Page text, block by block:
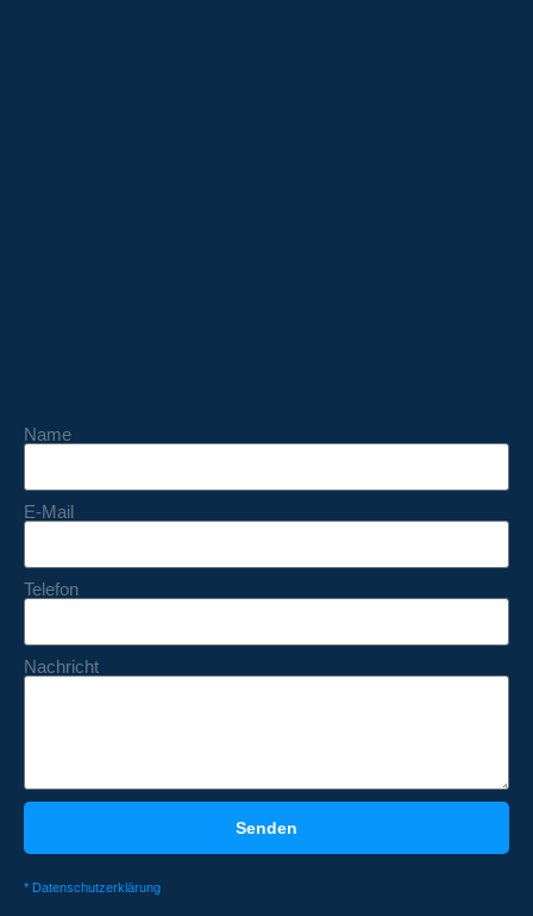
Name
E-Mail
Telefon
Nachricht
Senden
* Datenschutzerklärung